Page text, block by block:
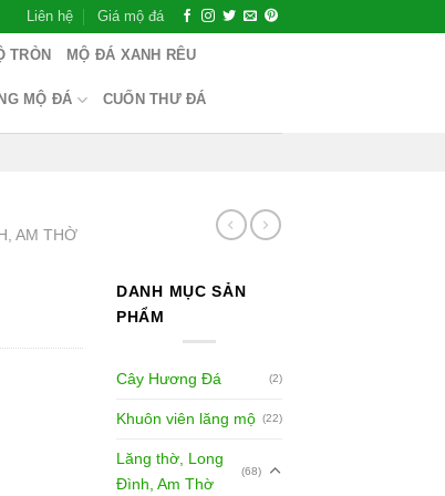
Liên hệ Giá mộ đá
TRÒN MỘ ĐÁ XANH RÊU
MỘ ĐÁ CUỐN THƯ ĐÁ
AM THỜ
DANH MỤC SẢN
PHẨM
Cây Hương Đá (2)
Khuôn viên lăng mộ (22)
Lăng thờ, Long
Đình, Am Thờ
(68)